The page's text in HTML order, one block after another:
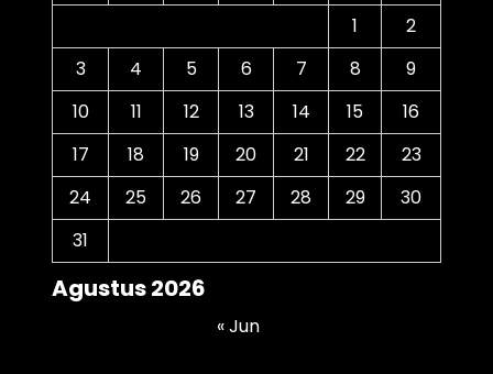
Agustus 2026
1
2
3
4 5 6 7 8
9
10
11 12 13 14 15
16
17
18 19 20 21 22
23
24
25 26 27 28 29
30
31
« Jun